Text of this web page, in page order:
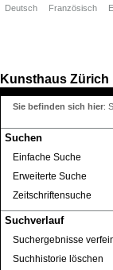
Kunsthaus Zürich
Suchen
Einfache Suche
Erweiterte Suche
Zeitschriftensuche
Suchverlauf
Suchergebnisse
Suchhistorie löschen
Deutsch Französisch
Sie befinden sich hier: